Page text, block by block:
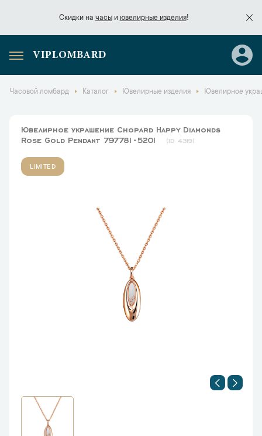
Скидки на часыи ювелирные изделия!
Скидки начасы
VIPLOMBARD
Часовой ломбард Каталог Ювелирные изделия Ювелирное
Ювелирное украшение Chopard Happy Diamonds
Rose Gold Pendant 797781-5201
4319
LIMITED